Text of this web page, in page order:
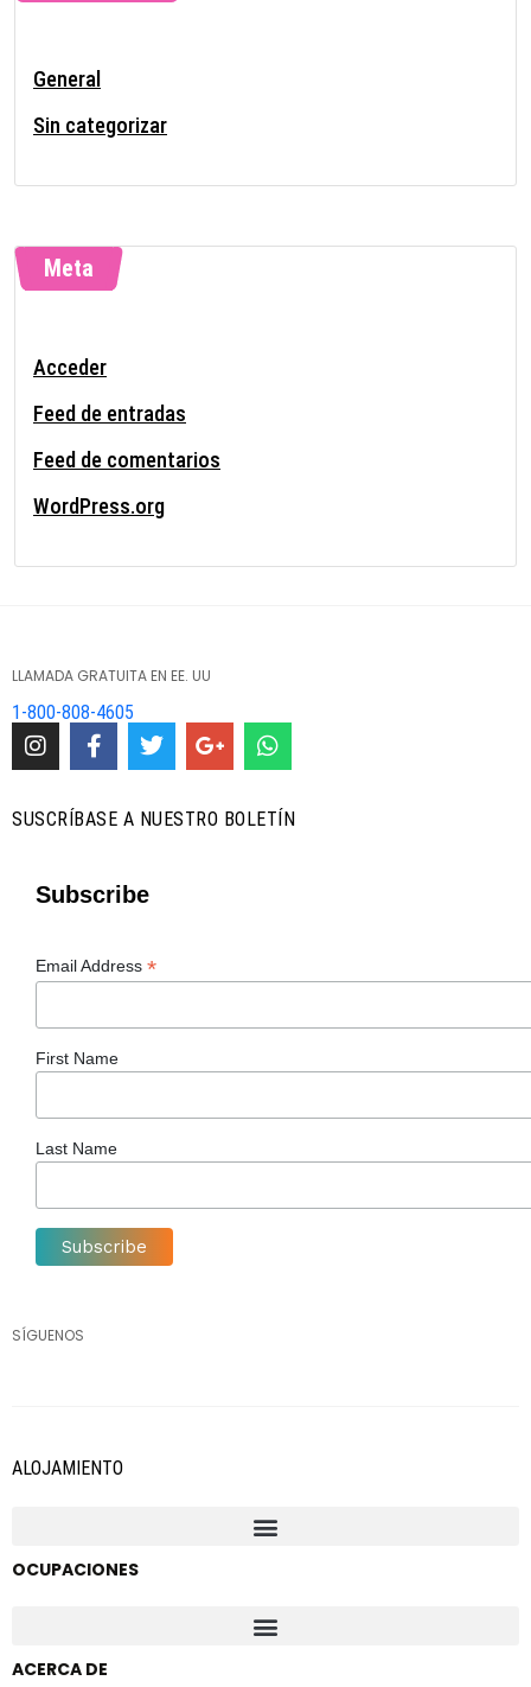
General
Sin categorizar
Meta
Acceder
Feed de entradas
Feed de comentarios
WordPress.org
LLAMADA GRATUITA EN EE. UU
1-800-808-4605
SUSCRÍBASE A NUESTRO BOLETÍN
Subscribe
Email Address *
First Name
Last Name
SÍGUENOS
ALOJAMIENTO
OCUPACIONES
ACERCA DE